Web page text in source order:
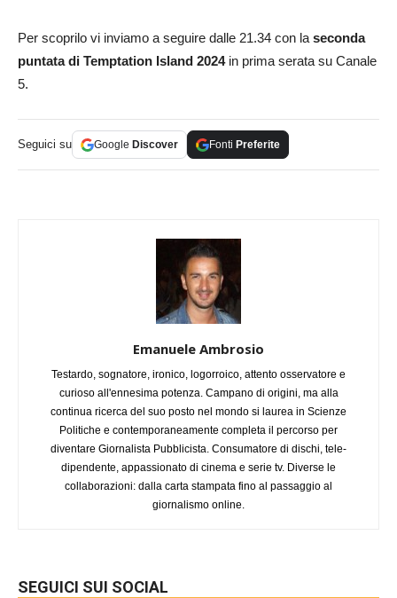
Per scoprilo vi inviamo a seguire dalle 21.34 con la seconda
puntata di Temptation Island 2024in prima serata su Canale
5.
Seguici su Google Discover Fonti Preferite
Emanuele Ambrosio
Testardo, sognatore, ironico, logorroico, attento osservatore e
curioso all'ennesima potenza. Campano di origini, ma alla
continua ricerca del suo posto nel mondo si laurea in Scienze
Politiche e contemporaneamente completa il percorso per
diventare Giornalista Pubblicista. Consumatore di dischi, tele-
dipendente, appassionato di cinema e serie tv. Diverse le
collaborazioni: dalla carta stampata fino al passaggio al
giornalismo online.
SEGUICI SUI SOCIAL